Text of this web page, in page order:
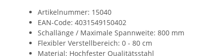
Artikelnummer: 15040
EAN-Code: 4031549150402
Schallänge / Maximale Spannweite: 800 mm
Flexibler Verstellbereich: 0 - 80 cm
Material: Hochfester Qualitätsstahl